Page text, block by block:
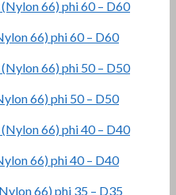
66) phi 60 – D60
66) phi 50 – D50
66) phi 40 – D40